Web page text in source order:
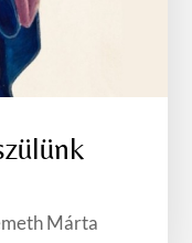
Márta